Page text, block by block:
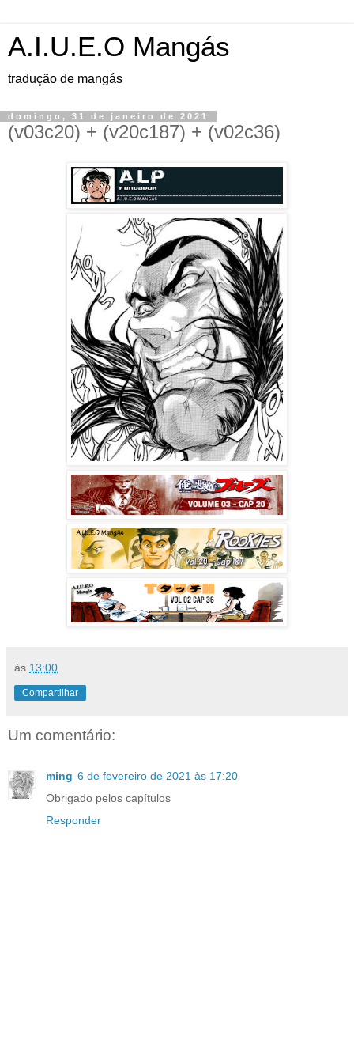
A.I.U.E.O Mangás
tradução de mangás
domingo, 31 de janeiro de 2021
(v03c20) + (v20c187) + (v02c36)
às 13:00
Compartilhar
Um comentário:
ming 6 de fevereiro de 2021 às 17:20
Obrigado pelos capítulos
Responder